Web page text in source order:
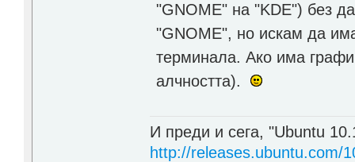
"GNOME" на "KDE") без
"GNOME", но искам да
терминала. Ако има
алчността).
И преди и сега, "Ubuntu
http://releases.ubuntu.com/